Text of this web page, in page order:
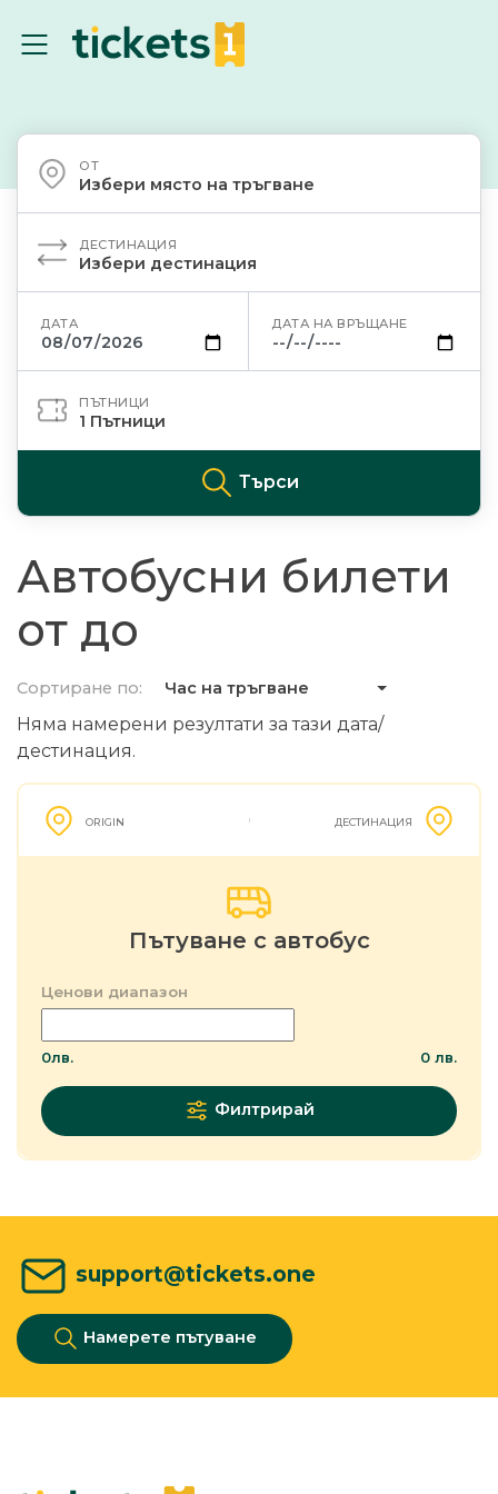
ОТ
Избери място на тръгване
ДЕСТИНАЦИЯ
Избери дестинация
ДАТА ДАТА НА ВРЪЩАНЕ
ПЪТНИЦИ
1 Пътници
Търси
Автобусни билети
от до
Сортиране по: Час на тръгване
Няма намерени резултати за тази дата/
дестинация.
ORIGIN ДЕСТИНАЦИЯ
Пътуване с автобус
Ценови диапазон
0лв. 0 лв.
Филтрирай
support@tickets.one
Намерете пътуване